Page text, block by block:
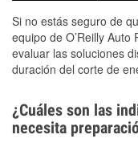
Si no estás seguro de
equipo de O’Reilly
evaluar las soluciones
duración del corte de
¿Cuáles son las
necesita